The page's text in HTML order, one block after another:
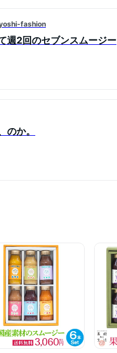
fashion
週2回のセブンスムージー
のか。